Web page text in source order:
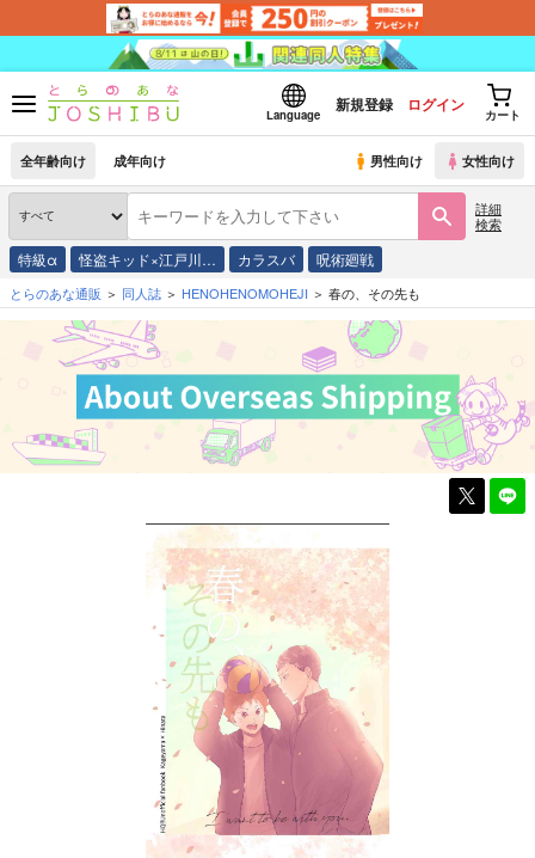
Language
新規登録 ログイン
カート
全年齢向け 成年向け 男性向け 女性向け
詳細
検索
特級α 怪盗キッド×江戸川… カラスバ 呪術廻戦
とらのあな通販 同人誌 HENOHENOMOHEJI 春の、その先も